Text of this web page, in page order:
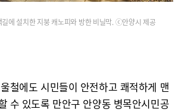
에 설치한 지붕 캐노피와 방한 비닐막. ⓒ안양시 제공
철에도 시민들이 안전하고 쾌적하게 맨
수 있도록 만안구 안양동 병목안시민공